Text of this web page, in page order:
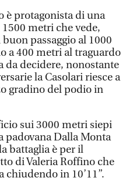
è protagonista di una
metri che vede,
passaggio al 1000
a 400 metri al traguardo
da decidere, nonostante
la Casolari riesce a
gradino del podio in
sui 3000 metri siepi
padovana Dalla Monta
battaglia è per il
di Valeria Roffino che
chiudendo in 10’11”.